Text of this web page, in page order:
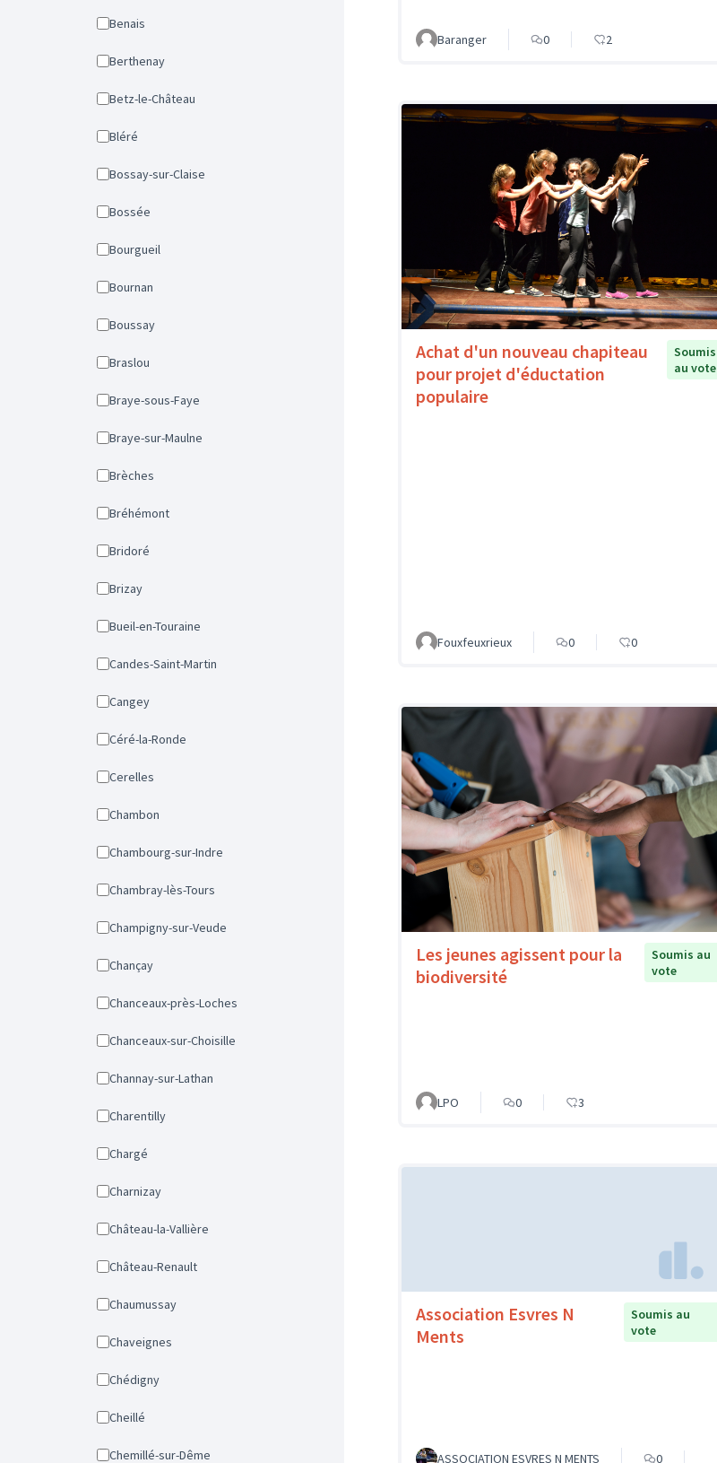
Benais
Berthenay
Betz-le-Château
Bléré
Bossay-sur-Claise
Bossée
Bourgueil
Bournan
Boussay
Braslou
Braye-sous-Faye
Braye-sur-Maulne
Brèches
Bréhémont
Bridoré
Brizay
Bueil-en-Touraine
Candes-Saint-Martin
Cangey
Céré-la-Ronde
Cerelles
Chambon
Chambourg-sur-Indre
Chambray-lès-Tours
Champigny-sur-Veude
Chançay
Chanceaux-près-Loches
Chanceaux-sur-Choisille
Channay-sur-Lathan
Charentilly
Chargé
Charnizay
Château-la-Vallière
Château-Renault
Chaumussay
Chaveignes
Chédigny
Cheillé
Chemillé-sur-Dême
Baranger 0 2
Achat d'un nouveau chapiteau
pour projet d'éductation
populaire
Soumis
au vote
Fouxfeuxrieux 0 0
Les jeunes agissent pour la
biodiversité
Soumis au
vote
LPO 0 3
Association Esvres N
Ments
Soumis au
vote
ASSOCIATION ESVRES N MENTS 0